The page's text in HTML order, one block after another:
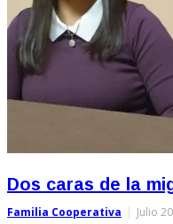
Dos caras de la
Familia Cooperativa Julio